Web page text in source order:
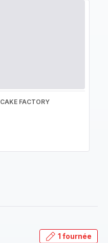
CAKE FACTORY
1 fournée